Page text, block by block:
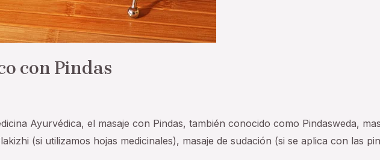
con Pindas
Ayurvédica, el masaje con Pindas, también conocido como Pindasweda,
(si utilizamos hojas medicinales), masaje de sudación (si se aplica con las